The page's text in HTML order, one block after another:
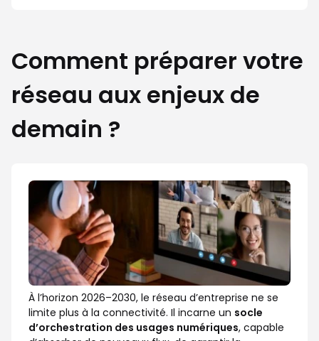
Comment préparer votre
réseau aux enjeux de
demain ?
À l’horizon 2026–2030, le réseau d’entreprise ne se
limite plus à la connectivité. Il incarne un socle
d’orchestration des usages numériques, capable